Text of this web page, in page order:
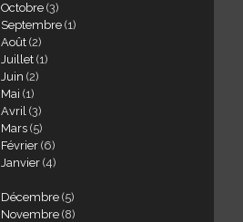
Octobre (3)
Septembre (1)
Août (2)
Juillet (1)
Juin (2)
Mai (1)
Avril (3)
Mars (5)
Février (6)
Janvier (4)
Décembre (5)
Novembre (8)